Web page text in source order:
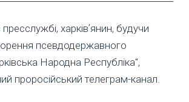
харківʼянин, будучи
псевдодержавного
Народна Республіка",
проросійський телеграм-канал.